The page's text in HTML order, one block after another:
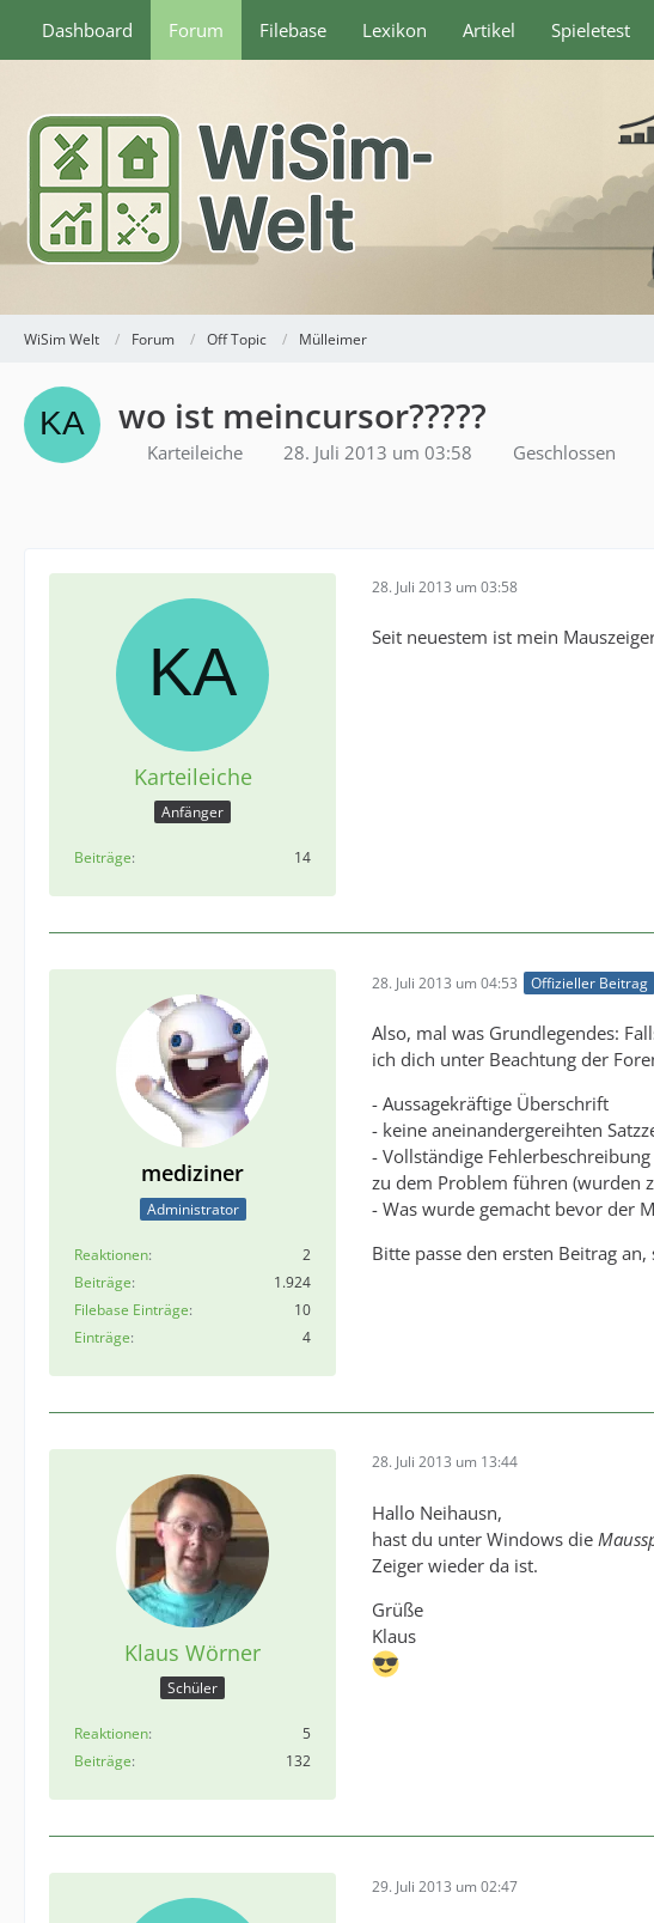
Dashboard Forum Filebase Lexikon Artikel Spieletest
WiSim Welt Forum Off Topic Mülleimer
wo ist meincursor?????
Karteileiche 28. Juli 2013 um 03:58 Geschlossen
Karteileiche
Anfänger
Beiträge 14
28. Juli 2013 um 03:58
Seit neuestem ist mein
mediziner
Administrator
Reaktionen
2
Beiträge
1.924
Filebase Einträge
10
Einträge
4
28. Juli 2013 um 04:53 Offizieller Beitrag
Also, mal was Grundlegendes:
ich dich unter Beachtung der
- Aussagekräftige Überschrift
- keine aneinandergereihten
- Vollständige
zu dem Problem führen (wurden
- Was wurde gemacht bevor der
Bitte passe den ersten Beitrag
Klaus Wörner
Schüler
Reaktionen
5
Beiträge
132
28. Juli 2013 um 13:44
Hallo Neihausn,
hast du unter Windows die
Zeiger wieder da ist.
Grüße
Klaus
29. Juli 2013 um 02:47